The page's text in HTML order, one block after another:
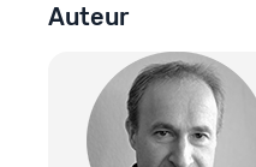
Auteur